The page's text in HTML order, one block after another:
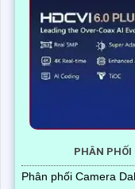
PHÂN PHỐI
Phân phối Camera